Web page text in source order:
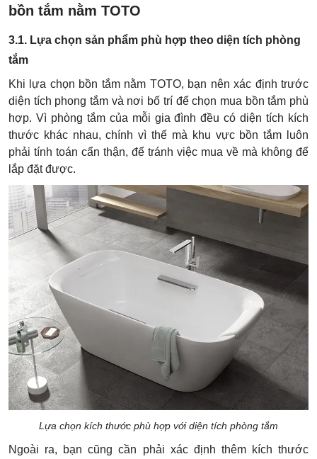
bồn tắm nằm TOTO
3.1. Lựa chọn sản phẩm phù hợp theo diện tích phòng
tắm
Khi lựa chọn bồn tắm nằm TOTO, bạn nên xác định trước
diện tích phong tắm và nơi bố trí để chọn mua bồn tắm phù
hợp. Vì phòng tắm của mỗi gia đình đều có diện tích kích
thước khác nhau, chính vì thế mà khu vực bồn tắm luôn
phải tính toán cẩn thận, để tránh việc mua về mà không để
lắp đặt được.
Lựa chọn kích thước phù hợp với diện tích phòng tắm
Ngoài ra, bạn cũng cần phải xác định thêm kích thước